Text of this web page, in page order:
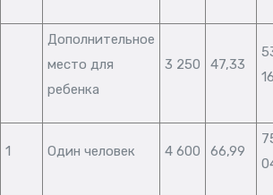
Дополнительное
место для
ребенка
3 250 47,33
1 Один человек 4 600 66,99